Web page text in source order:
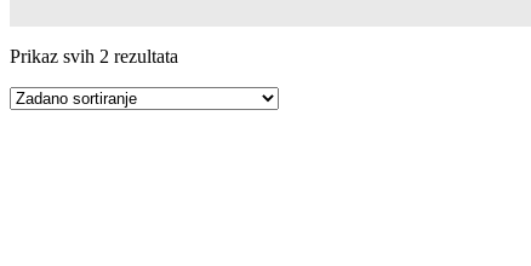
Prikaz svih 2 rezultata